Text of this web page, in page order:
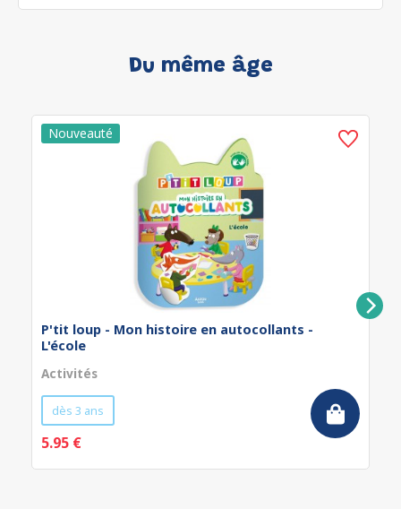
Du même âge
P'tit loup - Mon histoire en autocollants -
L'école
Activités
dès 3 ans
5.95 €